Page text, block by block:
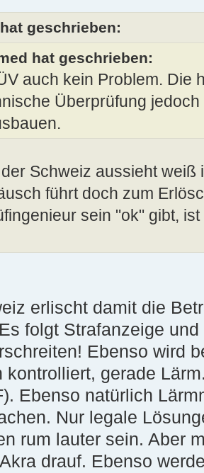
geschrieben:
hat geschrieben:
auch kein Problem. Die
Überprüfung
Schweiz aussieht
führt doch zum
sein "ok" gibt,
erlischt damit die
folgt Strafanzeige
Ebenso wird
kontrolliert, gerade
Ebenso natürlich
Nur legale
rum lauter sein. Aber
drauf. Ebenso